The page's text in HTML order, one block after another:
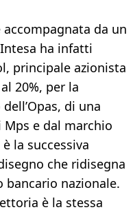
accompagnata da un
ha infatti
principale azionista
20%, per la
di una
e dal marchio
la successiva
che ridisegna
nazionale.
è la stessa